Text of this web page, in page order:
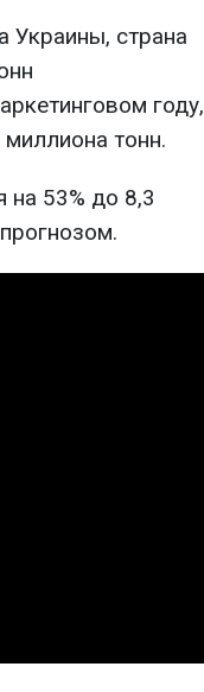
Украины, страна
году,
тонн.
на 53% до 8,3